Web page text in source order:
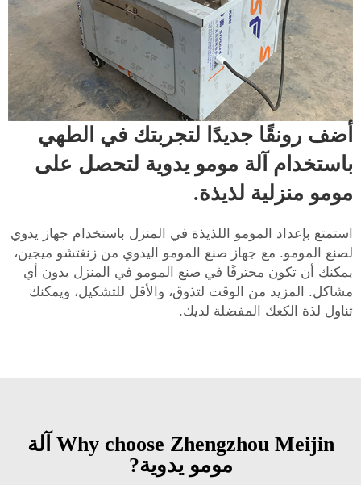
أضف رونقًا جديدًا لتجربتك في الطهي
باستخدام آلة مومو يدوية لتحصل على
مومو منزلية لذيذة.
استمتع بإعداد المومو اللذيذة في المنزل باستخدام جهاز يدوي
لصنع المومو. مع جهاز صنع المومو اليدوي من زنغتشو ميجين،
يمكنك أن تكون محترفًا في صنع المومو في المنزل بدون أي
مشاكل. المزيد من الوقت لتذوق، والأقل للتشكيل، ويمكنك
تناول لذة الكعك المفضلة لديك.
Why choose Zhengzhou Meijin آلة
مومو يدوية?